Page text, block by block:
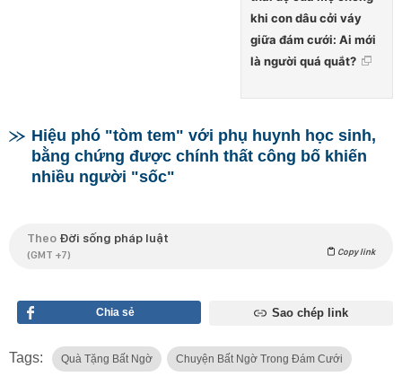
khi con dâu cởi váy
giữa đám cưới: Ai mới
là người quá quắt?
Hiệu phó "tòm tem" với phụ huynh học sinh,
bằng chứng được chính thất công bố khiến
nhiều người "sốc"
Theo Đời sống pháp luật
(GMT +7) Copy link
Chia sẻ Sao chép link
Tags: Quà Tặng Bất Ngờ Chuyện Bất Ngờ Trong Đám Cưới